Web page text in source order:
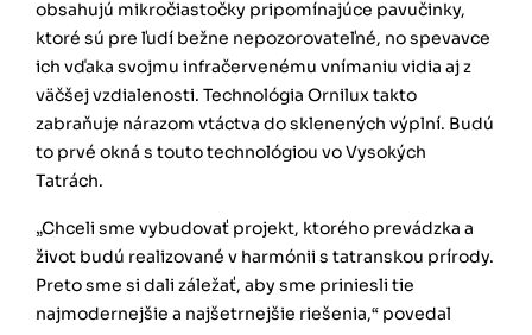
obsahujú mikročiastočky pripomínajúce pavučinky,
ktoré sú pre ľudí bežne nepozorovateľné, no spevavce
ich vďaka svojmu infračervenému vnímaniu vidia aj z
väčšej vzdialenosti. Technológia Ornilux takto
zabraňuje nárazom vtáctva do sklenených výplní. Budú
to prvé okná s touto technológiou vo Vysokých
Tatrách.
„Chceli sme vybudovať projekt, ktorého prevádzka a
život budú realizované v harmónii s tatranskou prírody.
Preto sme si dali záležať, aby sme priniesli tie
najmodernejšie a najšetrnejšie riešenia,“ povedal